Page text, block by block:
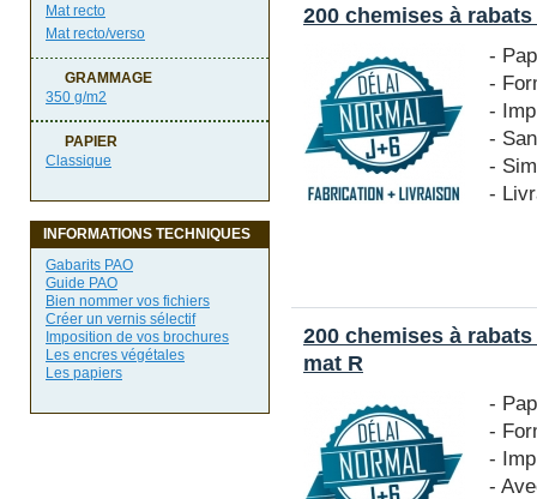
Mat recto
Mat recto/verso
GRAMMAGE
350 g/m2
PAPIER
Classique
INFORMATIONS TECHNIQUES
Gabarits PAO
Guide PAO
Bien nommer vos fichiers
Créer un vernis sélectif
Imposition de vos brochures
Les encres végétales
Les papiers
200 chemises à
-
-
-
-
-
-
200 chemises à
mat R
-
-
-
-